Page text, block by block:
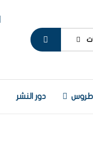
طروس دور النشر